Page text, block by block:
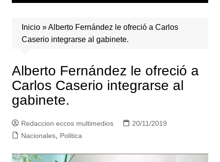
Inicio»Alberto Fernández le ofreció a Carlos
Caserio integrarse al gabinete.
Alberto Fernández le ofreció a
Carlos Caserio integrarse al
gabinete.
Redaccion eccos multimedios
20/11/2019
Nacionales, Politica